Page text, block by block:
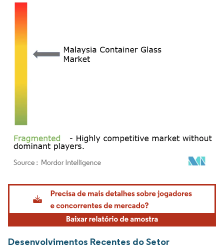
Imagem © Mordor Intelligence. O reuso requer atribuição conforme CC BY 4.0.
Desenvolvimentos Recentes do Setor